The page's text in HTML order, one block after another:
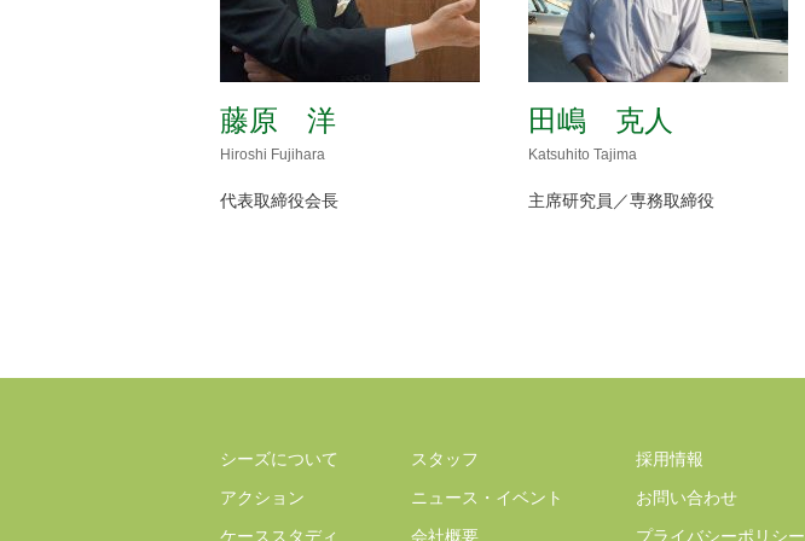
藤原 洋
Hiroshi Fujihara
代表取締役会長
田嶋 克人
Katsuhito Tajima
主席研究員／専務取締役
シーズについて
アクション
ケーススタディ
スタッフ
ニュース・イベント
会社概要
採用情報
お問い合わせ
プライバシーポリシー